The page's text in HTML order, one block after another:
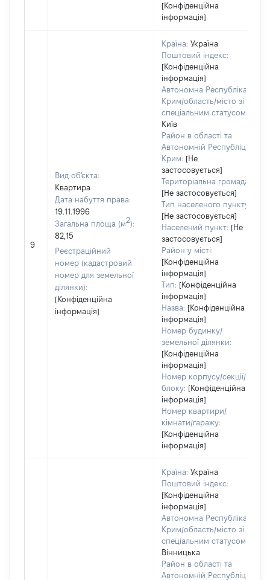
[Конфіденційна
інформація]
9
Вид об'єкта:
Квартира
Дата набуття права:
19.11.1996
Загальна площа (м2):
82,15
Реєстраційний
номер (кадастровий
номер для земельної
ділянки):
[Конфіденційна
інформація]
Країна: Україна
Поштовий індекс:
[Конфіденційна
інформація]
Автономна Республіка
Крим/область/місто зі
спеціальним статусом:
Київ
Район в області та
Автономній Республіці
Крим: [Не
застосовується]
Територіальна громада:
[Не застосовується]
Тип населеного пункту:
[Не застосовується]
Населений пункт: [Не
застосовується]
Район у місті:
[Конфіденційна
інформація]
Тип: [Конфіденційна
інформація]
Назва: [Конфіденційна
інформація]
Номер будинку/
земельної ділянки:
[Конфіденційна
інформація]
Номер корпусу/секції/
блоку: [Конфіденційна
інформація]
Номер квартири/
кімнати/гаражу:
[Конфіденційна
інформація]
Країна: Україна
Поштовий індекс:
[Конфіденційна
інформація]
Автономна Республіка
Крим/область/місто зі
спеціальним статусом:
Вінницька
Район в області та
Автономній Республіці